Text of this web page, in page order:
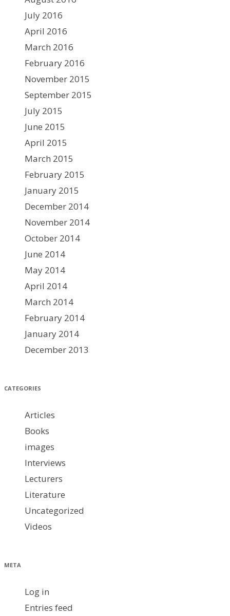
July 2016
April 2016
March 2016
February 2016
November 2015
September 2015
July 2015
June 2015
April 2015
March 2015
February 2015
January 2015
December 2014
November 2014
October 2014
June 2014
May 2014
April 2014
March 2014
February 2014
January 2014
December 2013
CATEGORIES
Articles
Books
images
Interviews
Lecturers
Literature
Uncategorized
Videos
META
Log in
Entries feed